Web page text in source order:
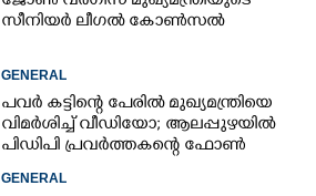
സീനിയർ ലീഗൽ കോൺസൽ
GENERAL
പവർ കട്ടിന്റെ പേരിൽ മുഖ്യമന്ത്രിയെ
വിമർശിച്ച് വീഡിയോ; ആലപ്പുഴയിൽ
പിഡിപി പ്രവർത്തകന്റെ ഫോൺ
പൊലീസ് പിടിച്ചെടുത്തു
GENERAL